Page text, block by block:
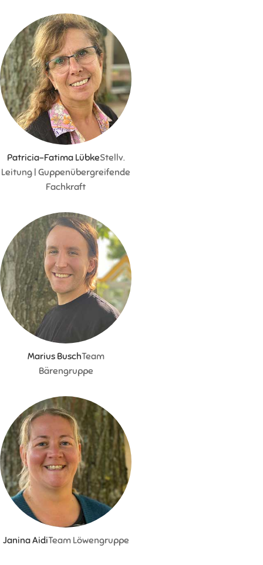
Patricia-Fatima LübkeStellv.
Leitung | Guppenübergreifende
Fachkraft
Marius BuschTeam
Bärengruppe
Janina AidiTeam Löwengruppe